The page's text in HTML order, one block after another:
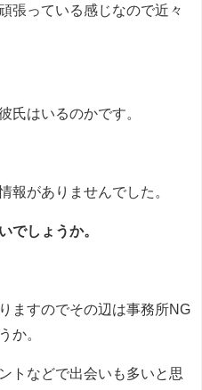
張っている感じなので近々
氏はいるのかです。
報がありませんでした。
でしょうか。
ますのでその辺は事務所NG
か。
トなどで出会いも多いと思